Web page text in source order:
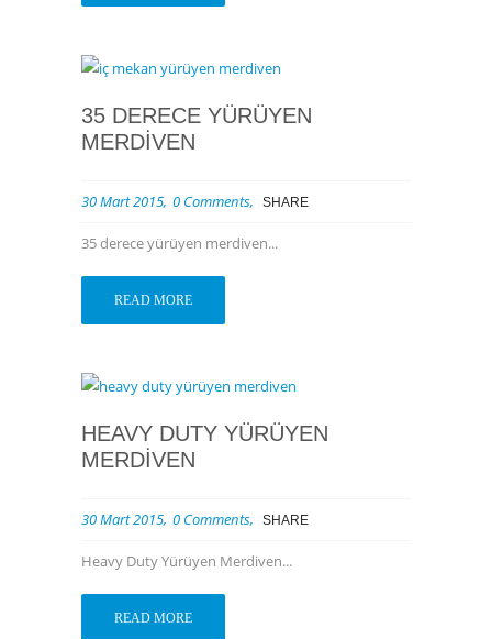
35 DERECE YÜRÜYEN
MERDIVEN
30 Mart 2015 0 Comments SHARE
35 derece yürüyen merdiven...
READ MORE
HEAVY DUTY YÜRÜYEN
MERDIVEN
30 Mart 2015 0 Comments SHARE
Heavy Duty Yürüyen Merdiven...
READ MORE